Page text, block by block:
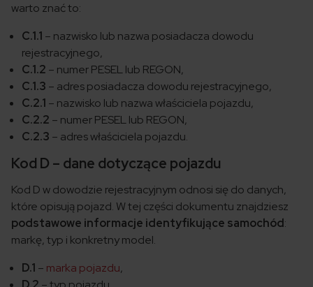
warto znać to:
C.1.1 – nazwisko lub nazwa posiadacza dowodu
rejestracyjnego,
C.1.2 – numer PESEL lub REGON,
C.1.3 – adres posiadacza dowodu rejestracyjnego,
C.2.1 – nazwisko lub nazwa właściciela pojazdu,
C.2.2 – numer PESEL lub REGON,
C.2.3 – adres właściciela pojazdu.
Kod D – dane dotyczące pojazdu
Kod D w dowodzie rejestracyjnym odnosi się do danych,
które opisują pojazd. W tej części dokumentu znajdziesz
podstawowe informacje identyfikujące samochód:
markę, typ i konkretny model.
D.1 – marka pojazdu,